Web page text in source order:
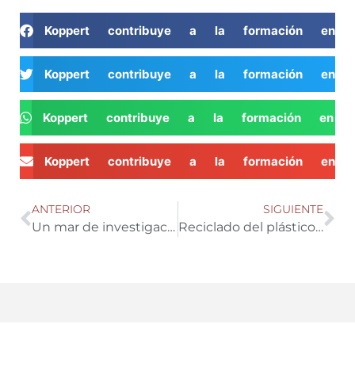
Koppert contribuye a la formación en
Koppert contribuye a la formación en
Koppert contribuye a la formación en
Koppert contribuye a la formación en
ANTERIOR
Un mar de investigación, en riesgo de evaporación
SIGUIENTE
Reciclado del plástico generado por la agricultura almeriense